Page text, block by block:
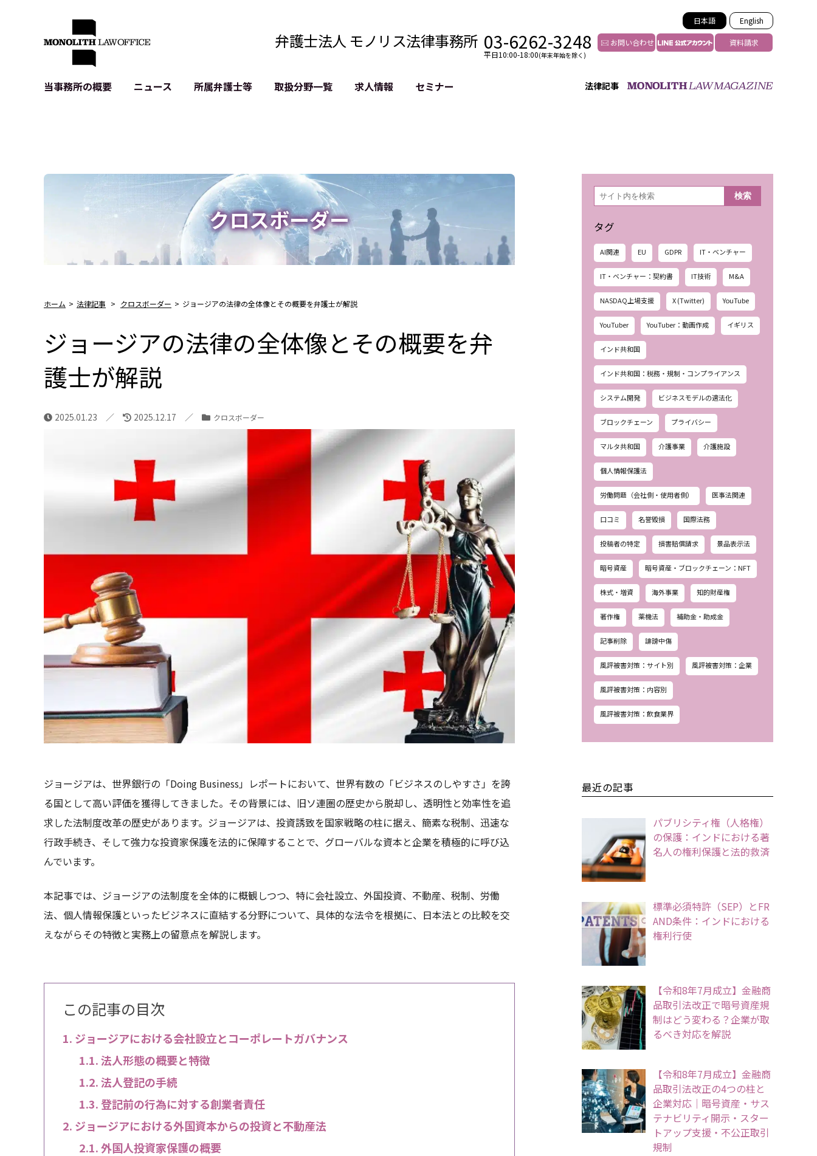
日本語 English
弁護士法人 モノリス法律事務所 03-6262-3248
平日10:00-18:00(年末年始を除く)
お問い合わせ 資料請求
法律記事
当事務所の概要 ニュース 所属弁護士等 取扱分野一覧
IPO（上場）支援
生成AI関連法務
記事・LPの薬機法等チェック
D2C等の不正転売対策
サイバー犯罪の刑事告訴等
GDPR対応支援
誹謗中傷加害者の弁護
リスティング汚染の削除対策
YouTube等SNSのM&A
求人情報 セミナー
クロスボーダー
ホーム > 法律記事 > クロスボーダー > ジョージアの法律の全体像とその概要を弁護士が解説
ジョージアの法律の全体像とその概要を弁
護士が解説
2025.01.23 2025.12.17 クロスボーダー
ジョージアは、世界銀行の「Doing Business」レポートにおいて、世界有数の「ビジネスのしやすさ」を誇
る国として高い評価を獲得してきました。その背景には、旧ソ連圏の歴史から脱却し、透明性と効率性を追
求した法制度改革の歴史があります。ジョージアは、投資誘致を国家戦略の柱に据え、簡素な税制、迅速な
行政手続き、そして強力な投資家保護を法的に保障することで、グローバルな資本と企業を積極的に呼び込
んでいます。
本記事では、ジョージアの法制度を全体的に概観しつつ、特に会社設立、外国投資、不動産、税制、労働
法、個人情報保護といったビジネスに直結する分野について、具体的な法令を根拠に、日本法との比較を交
えながらその特徴と実務上の留意点を解説します。
この記事の目次
ジョージアにおける会社設立とコーポレートガバナンス
法人形態の概要と特徴
法人登記の手続
登記前の行為に対する創業者責任
ジョージアにおける外国資本からの投資と不動産法
外国人投資家保護の概要
検
索 検索
タグ
AI関連 EU GDPR IT・ベンチャー
IT・ベンチャー：契約書 IT技術 M&A
NASDAQ上場支援 X (Twitter) YouTube
YouTuber YouTuber：動画作成 イギリス
インド共和国
インド共和国：税務・規制・コンプライアンス
システム開発 ビジネスモデルの適法化
ブロックチェーン プライバシー
マルタ共和国 介護事業 介護施設
個人情報保護法
労働問題（会社側・使用者側） 医事法関連
口コミ 名誉毀損 国際法務
投稿者の特定 損害賠償請求 景品表示法
暗号資産 暗号資産・ブロックチェーン：NFT
株式・増資 海外事業 知的財産権
著作権 薬機法 補助金・助成金
記事削除 誹謗中傷
風評被害対策：サイト別 風評被害対策：企業
風評被害対策：内容別
風評被害対策：飲食業界
最近の記事
パブリシティ権（人格権）
の保護：インドにおける著
名人の権利保護と法的救済
標準必須特許（SEP）とFR
AND条件：インドにおける
権利行使
【令和8年7月成立】金融商
品取引法改正で暗号資産規
制はどう変わる？企業が取
るべき対応を解説
【令和8年7月成立】金融商
品取引法改正の4つの柱と
企業対応｜暗号資産・サス
テナビリティ開示・スター
トアップ支援・不公正取引
規制